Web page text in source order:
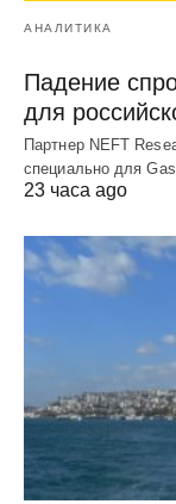
АНАЛИТИКА
Падение
для
Партнер NEFT
специально для
23 часа ago